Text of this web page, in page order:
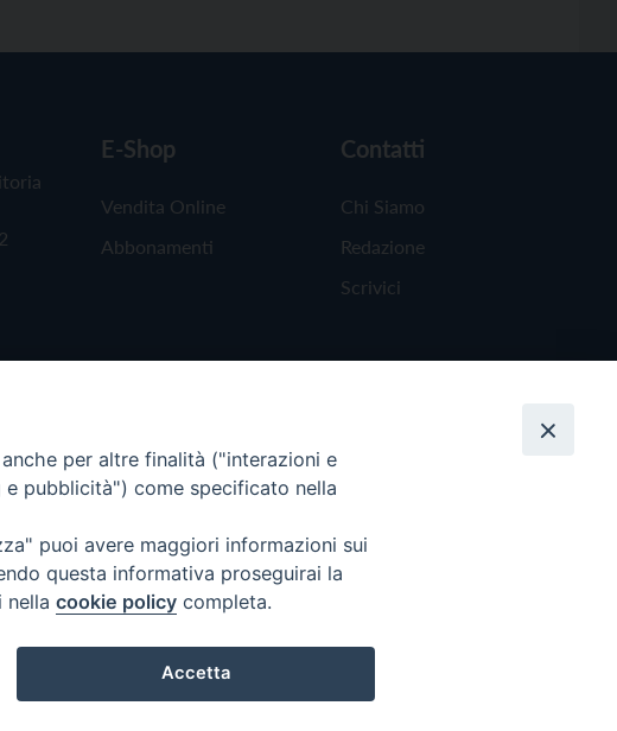
E-Shop
Vendita Online
Abbonamenti
Contatti
Chi Siamo
Redazione
Scrivici
per altre finalità ("interazioni e
pubblicità") come specificato nella
puoi avere maggiori informazioni sui
questa informativa proseguirai la
nella cookie policy completa.
Accetta